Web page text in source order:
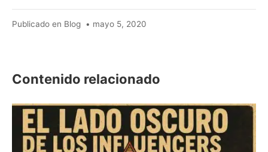
Publicado en Blog • mayo 5, 2020
Contenido relacionado